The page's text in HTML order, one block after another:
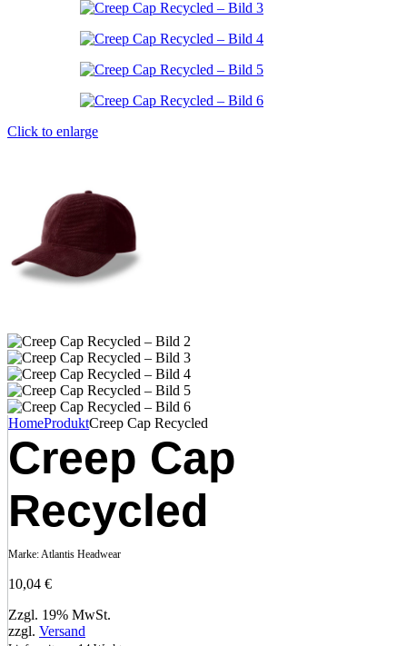
Click to enlarge
HomeProduktCreep Cap Recycled
Creep Cap
Recycled
Marke: Atlantis Headwear
10,04 €
Zzgl. 19% MwSt.
zzgl. Versand